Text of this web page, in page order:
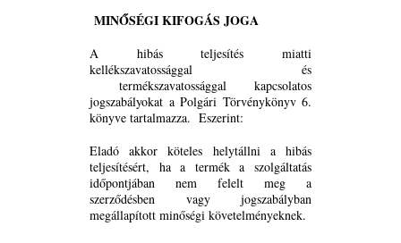
MINŐSÉGI KIFOGÁS JOGA
A hibás teljesítés miatti
kellékszavatossággal és
termékszavatossággal kapcsolatos
jogszabályokat a Polgári Törvénykönyv 6.
könyve tartalmazza. Eszerint:
Eladó akkor köteles helytállni a hibás
teljesítésért, ha a termék a szolgáltatás
időpontjában nem felelt meg a
szerződésben vagy jogszabályban
megállapított minőségi követelményeknek.